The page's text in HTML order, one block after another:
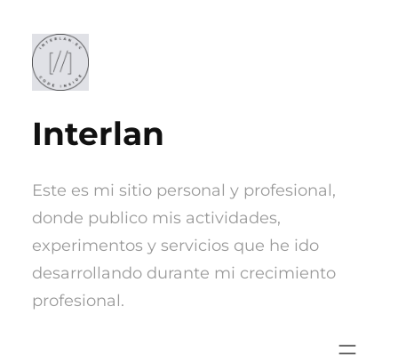
contenido
Interlan
Este es mi sitio personal y profesional,
donde publico mis actividades,
experimentos y servicios que he ido
desarrollando durante mi crecimiento
profesional.